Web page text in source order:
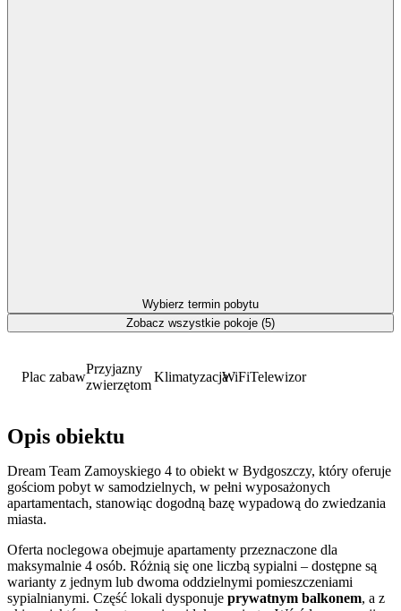
Plac zabaw
Przyjazny
zwierzętom
KlimatyzacjaWiFiTelewizor
Opis obiektu
Dream Team Zamoyskiego 4 to obiekt w Bydgoszczy, który oferuje
gościom pobyt w samodzielnych, w pełni wyposażonych
apartamentach, stanowiąc dogodną bazę wypadową do zwiedzania
miasta.
Oferta noclegowa obejmuje apartamenty przeznaczone dla
maksymalnie 4 osób. Różnią się one liczbą sypialni – dostępne są
warianty z jednym lub dwoma oddzielnymi pomieszczeniami
sypialnianymi. Część lokali dysponuje prywatnym balkonem, a z
Wybierz termin pobytu
Zobacz wszystkie pokoje (5)